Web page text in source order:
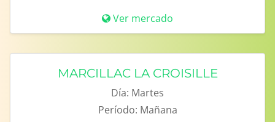
Ver mercado
MARCILLAC LA CROISILLE
Día: Martes
Período: Mañana